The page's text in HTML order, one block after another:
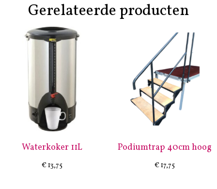
Gerelateerde producten
Waterkoker 11L
€13,75
Podiumtrap 40cm hoog
€17,75